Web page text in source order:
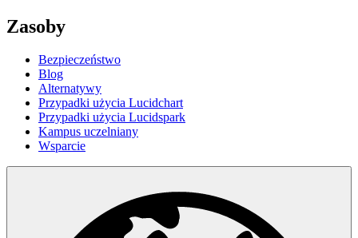
Zasoby
Bezpieczeństwo
Blog
Alternatywy
Przypadki użycia Lucidchart
Przypadki użycia Lucidspark
Kampus uczelniany
Wsparcie